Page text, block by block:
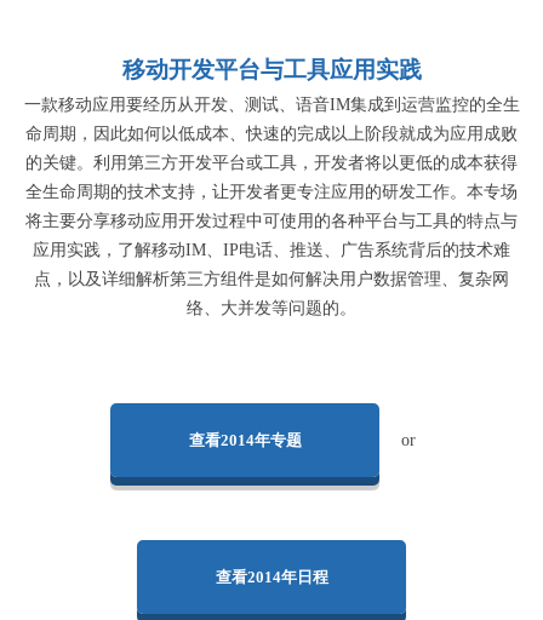
移动开发平台与工具应用实践
一款移动应用要经历从开发、测试、语音IM集成到运营监控的全生
命周期，因此如何以低成本、快速的完成以上阶段就成为应用成败
的关键。利用第三方开发平台或工具，开发者将以更低的成本获得
全生命周期的技术支持，让开发者更专注应用的研发工作。本专场
将主要分享移动应用开发过程中可使用的各种平台与工具的特点与
应用实践，了解移动IM、IP电话、推送、广告系统背后的技术难
点，以及详细解析第三方组件是如何解决用户数据管理、复杂网
络、大并发等问题的。
查看2014年专题 or
查看2014年日程